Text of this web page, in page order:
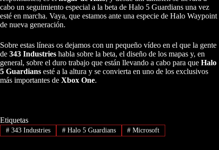
cabo un seguimiento especial a la beta de Halo 5 Guardians una vez
esté en marcha. Vaya, que estamos ante una especie de Halo Waypoint
de nueva generación.
Sobre estas líneas os dejamos con un pequeño vídeo en el que la gente
de 343 Industries habla sobre la beta, el diseño de los mapas y, en
general, sobre el duro trabajo que están llevando a cabo para que Halo
5 Guardians esté a la altura y se convierta en uno de los exclusivos
más importantes de Xbox One.
Etiquetas
#343 Industries #Halo 5 Guardians # Microsoft